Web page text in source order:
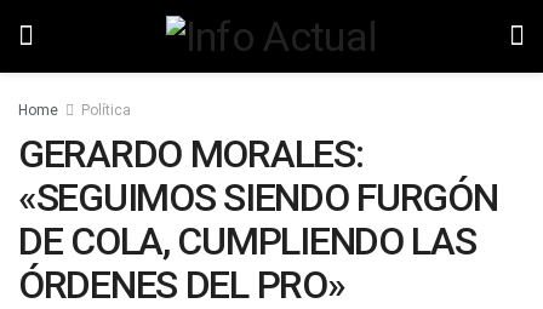
Home Política
GERARDO MORALES:
«SEGUIMOS SIENDO FURGÓN
DE COLA, CUMPLIENDO LAS
ÓRDENES DEL PRO»